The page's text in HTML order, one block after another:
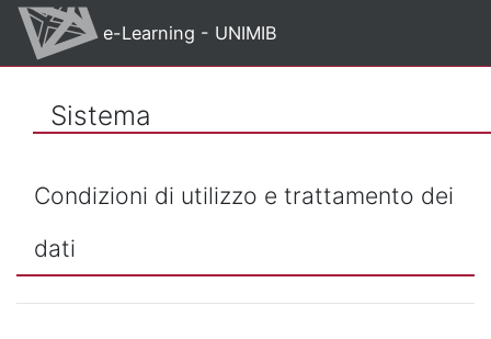
Vai al contenuto principale
e-Learning - UNIMIB
Sistema
Condizioni di utilizzo e trattamento dei
dati